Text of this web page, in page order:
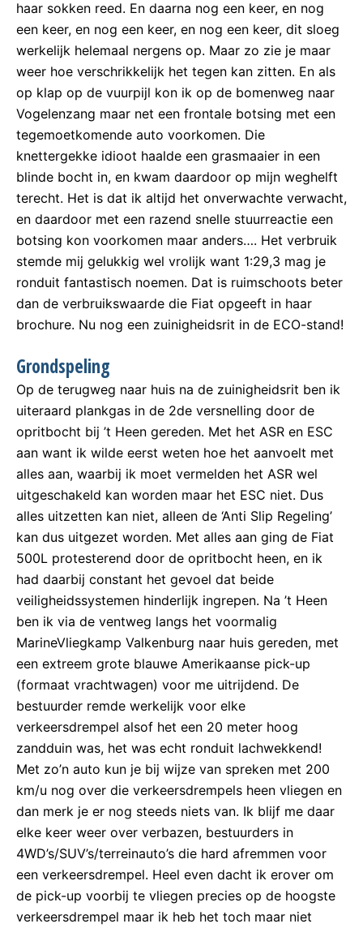
haar sokken reed. En daarna nog een keer, en nog
een keer, en nog een keer, en nog een keer, dit sloeg
werkelijk helemaal nergens op. Maar zo zie je maar
weer hoe verschrikkelijk het tegen kan zitten. En als
op klap op de vuurpijl kon ik op de bomenweg naar
Vogelenzang maar net een frontale botsing met een
tegemoetkomende auto voorkomen. Die
knettergekke idioot haalde een grasmaaier in een
blinde bocht in, en kwam daardoor op mijn weghelft
terecht. Het is dat ik altijd het onverwachte verwacht,
en daardoor met een razend snelle stuurreactie een
botsing kon voorkomen maar anders…. Het verbruik
stemde mij gelukkig wel vrolijk want 1:29,3 mag je
ronduit fantastisch noemen. Dat is ruimschoots beter
dan de verbruikswaarde die Fiat opgeeft in haar
brochure. Nu nog een zuinigheidsrit in de ECO-stand!
Grondspeling
Op de terugweg naar huis na de zuinigheidsrit ben ik
uiteraard plankgas in de 2de versnelling door de
opritbocht bij ’t Heen gereden. Met het ASR en ESC
aan want ik wilde eerst weten hoe het aanvoelt met
alles aan, waarbij ik moet vermelden het ASR wel
uitgeschakeld kan worden maar het ESC niet. Dus
alles uitzetten kan niet, alleen de ‘Anti Slip Regeling’
kan dus uitgezet worden. Met alles aan ging de Fiat
500L protesterend door de opritbocht heen, en ik
had daarbij constant het gevoel dat beide
veiligheidssystemen hinderlijk ingrepen. Na ’t Heen
ben ik via de ventweg langs het voormalig
MarineVliegkamp Valkenburg naar huis gereden, met
een extreem grote blauwe Amerikaanse pick-up
(formaat vrachtwagen) voor me uitrijdend. De
bestuurder remde werkelijk voor elke
verkeersdrempel alsof het een 20 meter hoog
zandduin was, het was echt ronduit lachwekkend!
Met zo’n auto kun je bij wijze van spreken met 200
km/u nog over die verkeersdrempels heen vliegen en
dan merk je er nog steeds niets van. Ik blijf me daar
elke keer weer over verbazen, bestuurders in
4WD’s/SUV’s/terreinauto’s die hard afremmen voor
een verkeersdrempel. Heel even dacht ik erover om
de pick-up voorbij te vliegen precies op de hoogste
verkeersdrempel maar ik heb het toch maar niet